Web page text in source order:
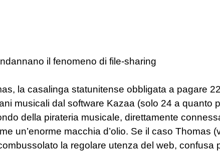
il fenomeno di file-sharing
la casalinga statunitense obbligata a pagare
musicali dal software Kazaa (solo 24 a quanto
della pirateria musicale, direttamente
un’enorme macchia d’olio. Se il caso Thomas
la regolare utenza del web, confusa